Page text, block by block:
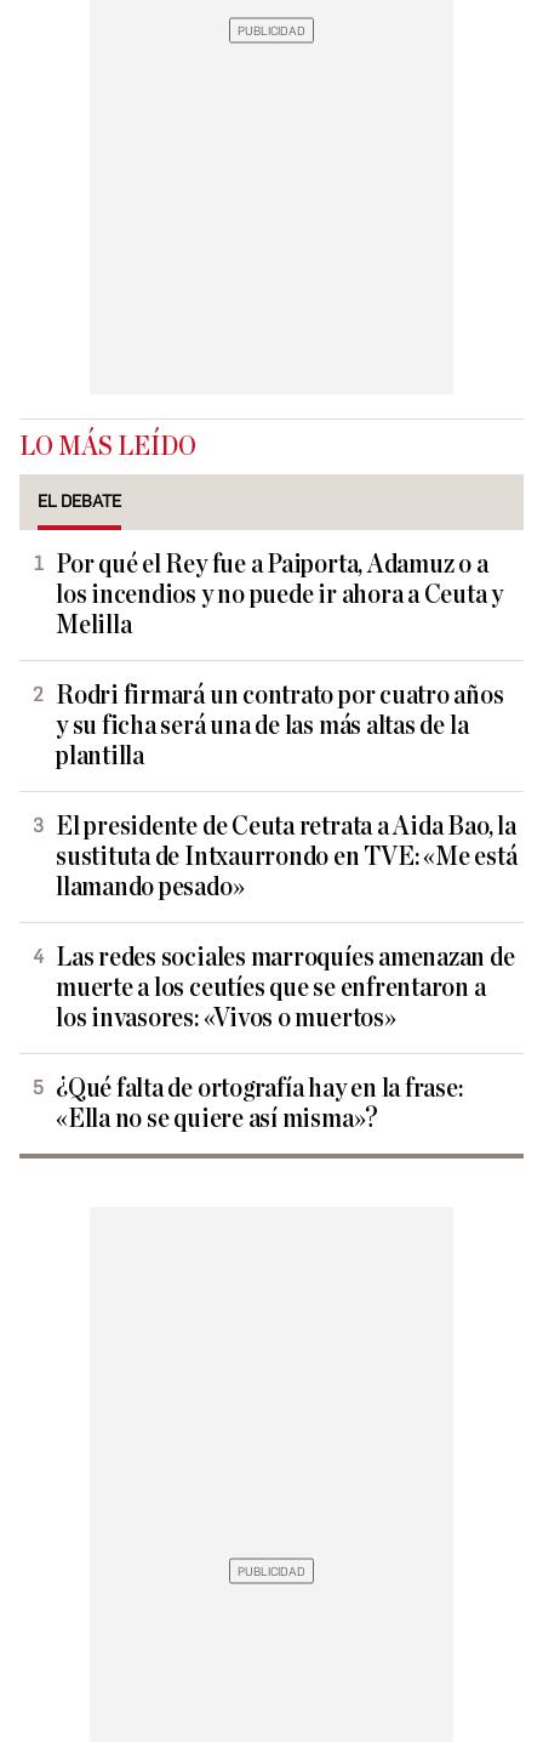
LO MÁS LEÍDO
EL DEBATE
Por qué el Rey fue a Paiporta, Adamuz o a
los incendios y no puede ir ahora a Ceuta y
Melilla
Rodri firmará un contrato por cuatro años
y su ficha será una de las más altas de la
plantilla
El presidente de Ceuta retrata a Aida Bao, la
sustituta de Intxaurrondo en TVE: «Me está
llamando pesado»
Las redes sociales marroquíes amenazan de
muerte a los ceutíes que se enfrentaron a
los invasores: «Vivos o muertos»
¿Qué falta de ortografía hay en la frase:
«Ella no se quiere así misma»?